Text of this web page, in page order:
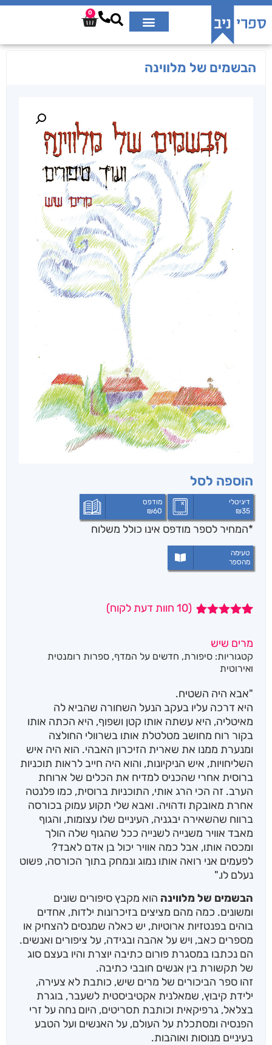
0
הבשמים של מלווינה
הוספה לסל
דיגיטלי
₪35
מודפס
₪60
*המחיר לספר מודפס אינו כולל משלוח
טעימה
מהספר
5 מבוסס על
דירוגים של
לקוחות
(
10 חוות דעת לקוח)
מרים שיש
קטגוריות: סיפורת, חדשים על המדף, ספרות רומנטית
ואירוטית
"אבא היה השטיח.
היא דרכה עליו בעקב הנעל השחורה שהביא לה
מאיטליה, היא עשתה אותו קטן ושפוף, היא הכתה אותו
בקור רוח מחושב מטלטלת אותו בשרוולי החולצה
ומנערת ממנו את שארית הזיכרון האבהי. הוא היה איש
השליחויות, איש הניקיונות, והוא היה חייב לראות תוכניות
ברוסית אחרי שהכניס למדיח את הכלים של ארוחת
הערב. זה הכי הרג אותי, התוכניות ברוסית, כמו פלנטה
אחרת מאובקת ודהויה. ואבא שלי תקוע עמוק בכורסה
ברווח שהשאירה יבגניה, העיניים שלו עצומות, והגוף
מאבד אוויר משנייה לשנייה ככל שהגוף שלה הולך
ומכסה אותו, אבל כמה אוויר יכול בן אדם לאבד?
לפעמים אני רואה אותו נמוג ונמחק בתוך הכורסה, פשוט
נעלם לו."
הבשמים של מלווינה הוא מקבץ סיפורים שונים
ומשונים. כמה מהם מציצים בזיכרונות ילדות, אחדים
בוהים בפנטזיות ארוטיות, יש כאלה שמנסים להצחיק או
מספרים כאב, ויש על אהבה ובגידה, על ציפורים ואנשים.
הם נכתבו במסגרת פורום כתיבה יוצרת והיו בעצם סוג
של תקשורת בין אנשים חובבי כתיבה.
זהו ספר הביכורים של מרים שיש, כותבת לא צעירה,
ילידת קיבוץ, שמאלנית אקטיביסטית לשעבר, בוגרת
בצלאל, גרפיקאית וכותבת תסריטים, היום נחה על זרי
הפנסיה ומסתכלת על העולם, על האנשים ועל הטבע
בעיניים מנוסות ואוהבות.